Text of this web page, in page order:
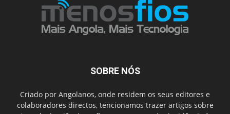
SOBRE NÓS
Criado por Angolanos, onde residem os seus editores e
colaboradores directos, tencionamos trazer artigos sobre